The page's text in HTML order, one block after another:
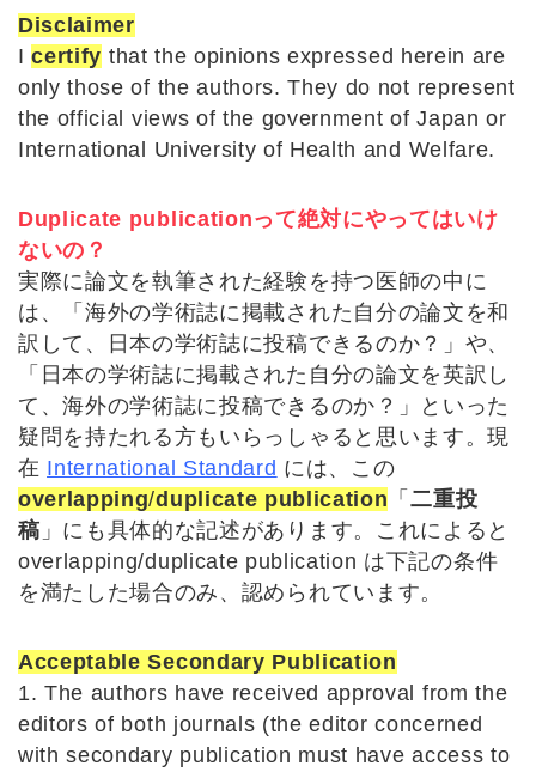
Disclaimer
Icertify that the opinions expressed herein are
only those of the authors. They do not represent
the official views of the government of Japan or
International University of Health and Welfare.
Duplicate publicationって絶対にやってはいけ
ないの？
実際に論文を執筆された経験を持つ医師の中に
は、「海外の学術誌に掲載された自分の論文を和
訳して、日本の学術誌に投稿できるのか？」や、
「日本の学術誌に掲載された自分の論文を英訳し
て、海外の学術誌に投稿できるのか？」といった
疑問を持たれる方もいらっしゃると思います。現
在 International Standard には、この
overlapping/duplicate publication 「二重投
稿 」にも具体的な記述があります。これによると
overlapping/duplicate publication は下記の条件
を満たした場合のみ、認められています。
Acceptable Secondary Publication
1. The authors have received approval from the
editors of both journals (the editor concerned
with secondary publication must have access to